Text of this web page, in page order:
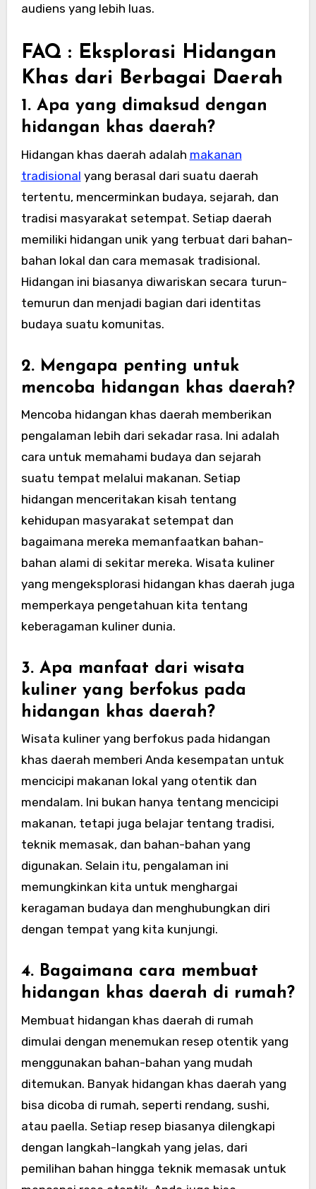
audiens yang lebih luas.
FAQ : Eksplorasi Hidangan
Khas dari Berbagai Daerah
1. Apa yang dimaksud dengan
hidangan khas daerah?
Hidangan khas daerah adalah makanan
tradisional yang berasal dari suatu daerah
tertentu, mencerminkan budaya, sejarah, dan
tradisi masyarakat setempat. Setiap daerah
memiliki hidangan unik yang terbuat dari bahan-
bahan lokal dan cara memasak tradisional.
Hidangan ini biasanya diwariskan secara turun-
temurun dan menjadi bagian dari identitas
budaya suatu komunitas.
2. Mengapa penting untuk
mencoba hidangan khas daerah?
Mencoba hidangan khas daerah memberikan
pengalaman lebih dari sekadar rasa. Ini adalah
cara untuk memahami budaya dan sejarah
suatu tempat melalui makanan. Setiap
hidangan menceritakan kisah tentang
kehidupan masyarakat setempat dan
bagaimana mereka memanfaatkan bahan-
bahan alami di sekitar mereka. Wisata kuliner
yang mengeksplorasi hidangan khas daerah juga
memperkaya pengetahuan kita tentang
keberagaman kuliner dunia.
3. Apa manfaat dari wisata
kuliner yang berfokus pada
hidangan khas daerah?
Wisata kuliner yang berfokus pada hidangan
khas daerah memberi Anda kesempatan untuk
mencicipi makanan lokal yang otentik dan
mendalam. Ini bukan hanya tentang mencicipi
makanan, tetapi juga belajar tentang tradisi,
teknik memasak, dan bahan-bahan yang
digunakan. Selain itu, pengalaman ini
memungkinkan kita untuk menghargai
keragaman budaya dan menghubungkan diri
dengan tempat yang kita kunjungi.
4. Bagaimana cara membuat
hidangan khas daerah di rumah?
Membuat hidangan khas daerah di rumah
dimulai dengan menemukan resep otentik yang
menggunakan bahan-bahan yang mudah
ditemukan. Banyak hidangan khas daerah yang
bisa dicoba di rumah, seperti rendang, sushi,
atau paella. Setiap resep biasanya dilengkapi
dengan langkah-langkah yang jelas, dari
pemilihan bahan hingga teknik memasak untuk